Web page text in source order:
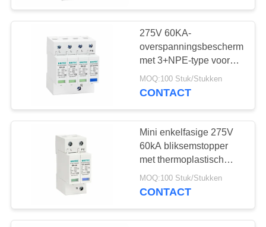
PV
Schommelingsremhaak
T1+T2 schommeling
Remb+c
57
275V 60KA-
met 3+NPE-type voor
bliksembescherming
MOQ:100 Stuk/Stukken
CONTACT
Mini enkelfasige 275V
60kA bliksemstopper
met thermoplastisch
UL94-V0
MOQ:100 Stuk/Stukken
CONTACT